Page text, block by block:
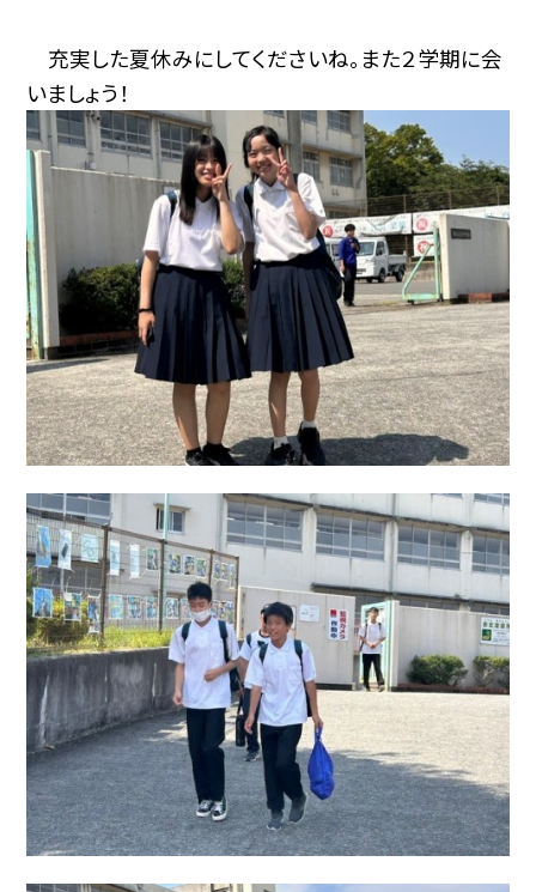
充実した夏休みにしてくださいね。また２学期に会
いましょう！